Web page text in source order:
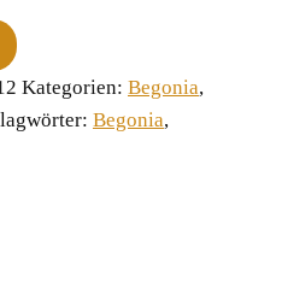
Kategorien: Begonia,
Begonia,